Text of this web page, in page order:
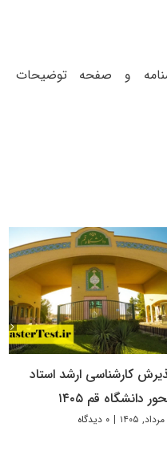
و صفحه توضیحات
کارشناسی ارشد استاد
دانشگاه قم ۱۴۰۵
| ۰ دیدگاه